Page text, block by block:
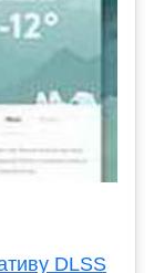
DLSS